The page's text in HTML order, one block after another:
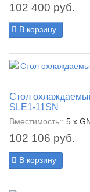
102 400 руб.
В корзину
Стол
SLE1-11SN
Вместимость:: 5 x
102 106 руб.
В корзину